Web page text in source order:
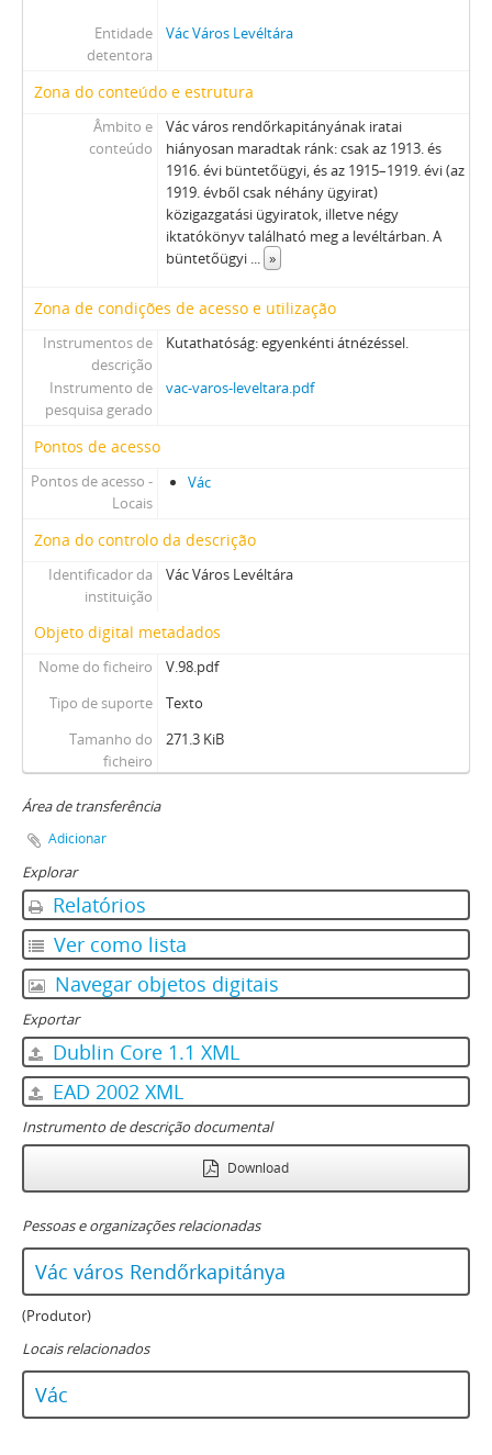
Entidade
detentora
Vác Város Levéltára
Zona do conteúdo e estrutura
Âmbito e
conteúdo
Vác város rendőrkapitányának iratai
hiányosan maradtak ránk: csak az 1913. és
1916. évi büntetőügyi, és az 1915–1919. évi (az
1919. évből csak néhány ügyirat)
közigazgatási ügyiratok, illetve négy
iktatókönyv található meg a levéltárban. A
büntetőügyi ... »
Zona de condições de acesso e utilização
Instrumentos de
descrição
Kutathatóság: egyenkénti átnézéssel.
Instrumento de
pesquisa gerado
vac-varos-leveltara.pdf
Pontos de acesso
Pontos de acesso -
Locais
Vác
Zona do controlo da descrição
Identificador da
instituição
Vác Város Levéltára
Objeto digital metadados
Nome do ficheiro
V.98.pdf
Tipo de suporte
Texto
Tamanho do
ficheiro
271.3 KiB
Área de transferência
Adicionar
Explorar
Relatórios
Ver como lista
Navegar objetos digitais
Exportar
Dublin Core 1.1 XML
EAD 2002 XML
Instrumento de descrição documental
Download
Pessoas e organizações relacionadas
Vác város Rendőrkapitánya
(Produtor)
Locais relacionados
Vác